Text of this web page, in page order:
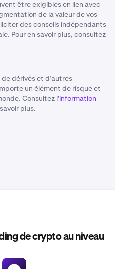
être exigibles en lien avec
de la valeur de vos
des conseils indépendants
Pour en savoir plus, consultez
dérivés et d’autres
un élément de risque et
Consultez l'information
plus.
de crypto au niveau